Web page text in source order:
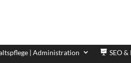
| Administration SEO &